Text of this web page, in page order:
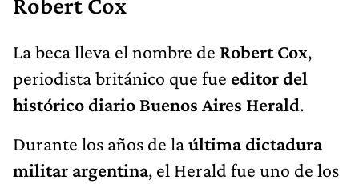
La beca lleva el nombre de Robert Cox,
periodista británico que fue editor del
histórico diario Buenos Aires Herald.
Durante los años de laúltima dictadura
militar argentina, el Herald fue uno de los